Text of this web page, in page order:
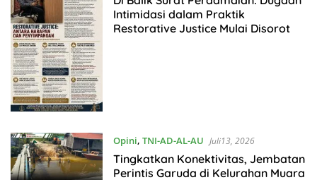
Intimidasi dalam Praktik
Restorative Justice Mulai Disorot
Opini, TNI-AD-AL-AU Juli13, 2026
Tingkatkan Konektivitas, Jembatan
Perintis Garuda di Kelurahan Muara